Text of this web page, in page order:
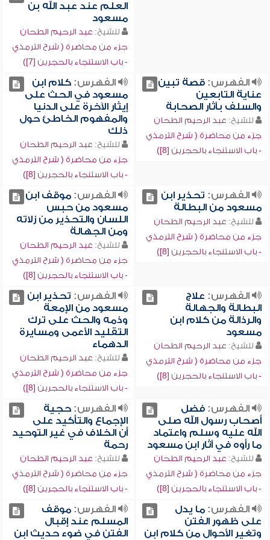
العلم عند عبد الله بن
مسعود
للشيخ: عبد الرحيم الطحان
جزء من محاضرة ( شرح الترمذي
- باب الاستنجاء بالحجرين [7])
الفهرس:قصة تبين
عناية التابعين
والسلف بآثار الصحابة
للشيخ: عبد الرحيم الطحان
جزء من محاضرة ( شرح الترمذي
- باب الاستنجاء بالحجرين [8])
الفهرس:كلام ابن
مسعود في الحث على
إيثار الآخرة على الدنيا
والمفهوم الخاطئ حول
ذلك
للشيخ: عبد الرحيم الطحان
جزء من محاضرة ( شرح الترمذي
- باب الاستنجاء بالحجرين [8])
الفهرس: تحذير ابن
مسعود من البطالة
للشيخ: عبد الرحيم الطحان
جزء من محاضرة ( شرح الترمذي
- باب الاستنجاء بالحجرين [8])
الفهرس:موقف ابن
مسعود من حبس
اللسان والتحذير من زلاته
ومن الجهالة
للشيخ: عبد الرحيم الطحان
جزء من محاضرة ( شرح الترمذي
- باب الاستنجاء بالحجرين [8])
الفهرس: علاج
البطالة والجهالة
والرذالة من كلام ابن
مسعود
للشيخ: عبد الرحيم الطحان
جزء من محاضرة ( شرح الترمذي
- باب الاستنجاء بالحجرين [8])
الفهرس: تحذير ابن
مسعود من الإمعة
وذمه والحث على ترك
التقليد الأعمى ومسايرة
الدهماء
للشيخ: عبد الرحيم الطحان
جزء من محاضرة ( شرح الترمذي
- باب الاستنجاء بالحجرين [8])
الفهرس:فضل
أصحاب رسول الله صلى
الله عليه وسلم واعتماد
ما رأوه في آثار ابن مسعود
للشيخ: عبد الرحيم الطحان
جزء من محاضرة ( شرح الترمذي
- باب الاستنجاء بالحجرين [8])
الفهرس:حجية
الإجماع والتأكيد على
أن الخلاف في غير التوحيد
رحمة
للشيخ: عبد الرحيم الطحان
جزء من محاضرة ( شرح الترمذي
- باب الاستنجاء بالحجرين [8])
الفهرس:ما يدل
على ظهور الفتن
وتغير الأحوال من كلام ابن
الفهرس:موقف
المسلم عند إقبال
الفتن في ضوء حديث ابن